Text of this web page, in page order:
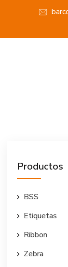
Productos
BSS
Etiquetas
Ribbon
Zebra